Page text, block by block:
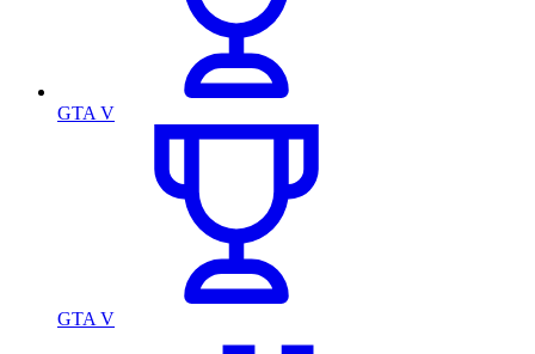
GTA V
GTA V